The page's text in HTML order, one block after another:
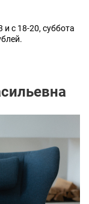
с 18-20, суббота